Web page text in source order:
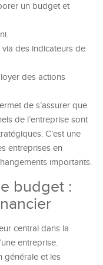
un budget et
des indicateurs de
des actions
de s’assurer que
de l’entreprise sont
C’est une
entreprises en
importants.
budget :
central dans la
entreprise.
générale et les